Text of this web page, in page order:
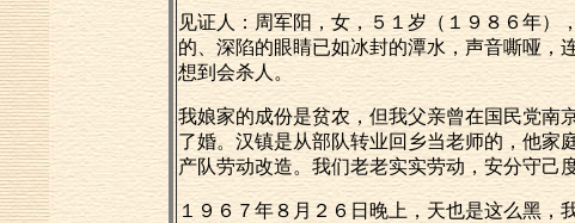
见证人：周军阳，女，５１岁（１９８６年
的、深陷的眼睛已如冰封的潭水，声音嘶哑，
想到会杀人。
我娘家的成份是贫农，但我父亲曾在国民党南
了婚。汉镇是从部队转业回乡当老师的，他家
产队劳动改造。我们老老实实劳动，安分守己
１９６７年８月２６日晚上，天也是这么黑